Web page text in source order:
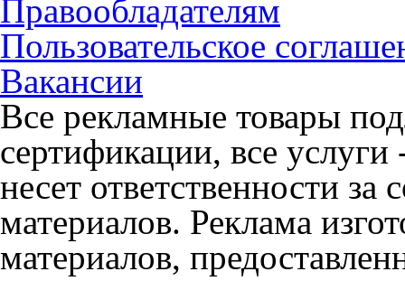
Правообладателям
Пользовательское
Вакансии
Все рекламные товары
сертификации, все
несет ответственности
материалов. Реклама
материалов,